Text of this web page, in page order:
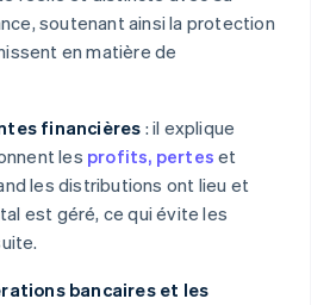
soutenant ainsi la protection
en matière de
financières : il explique
les profits, pertes et
les distributions ont lieu et
est géré, ce qui évite les
bancaires et les